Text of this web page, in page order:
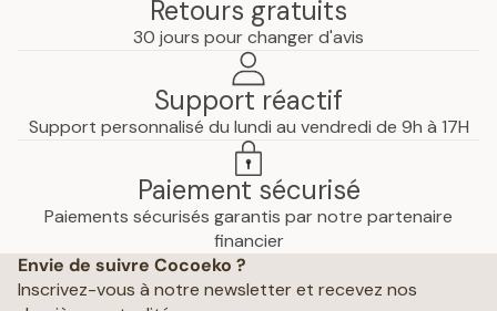
Retours gratuits
30 jours pour changer d'avis
Support réactif
Support personnalisé du lundi au vendredi de 9h à 17H
Paiement sécurisé
Paiements sécurisés garantis par notre partenaire
financier
Envie de suivre Cocoeko ?
Inscrivez-vous à notre newsletter et recevez nos
Mentions légales
Conditions générales de vente